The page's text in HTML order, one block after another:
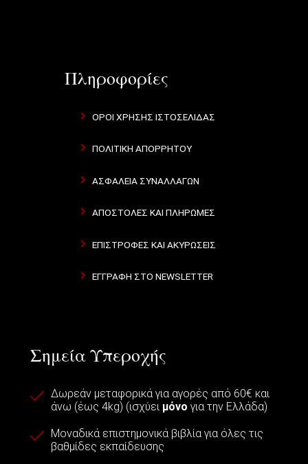
Πληροφορίες
ΌΡΟΙ ΧΡΉΣΗΣ ΙΣΤΟΣΕΛΊΔΑΣ
ΠΟΛΙΤΙΚΉ ΑΠΟΡΡΉΤΟΥ
ΑΣΦΆΛΕΙΑ ΣΥΝΑΛΛΑΓΏΝ
ΑΠΟΣΤΟΛΈΣ ΚΑΙ ΠΛΗΡΩΜΈΣ
ΕΠΙΣΤΡΟΦΈΣ ΚΑΙ ΑΚΥΡΏΣΕΙΣ
ΕΓΓΡΑΦΉ ΣΤΟ NEWSLETTER
Σημεία Υπεροχής
Δωρεάν μεταφορικά για αγορές από 60€ και
άνω (έως 4kg) (ισχύει μόνο για την Ελλάδα)
Μοναδικά επιστημονικά βιβλία για όλες τις
βαθμίδες εκπαίδευσης